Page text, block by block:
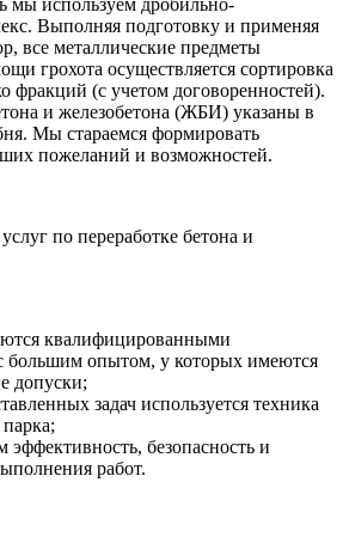
Выполняя подготовку и применяя
все металлические предметы
грохота осуществляется сортировка
фракций (с учетом договоренностей).
и железобетона (ЖБИ) указаны в
Мы стараемся формировать
пожеланий и возможностей.
по переработке бетона и
квалифицированными
большим опытом, у которых имеются
допуски;
задач используется техника
эффективность, безопасность и
работ.